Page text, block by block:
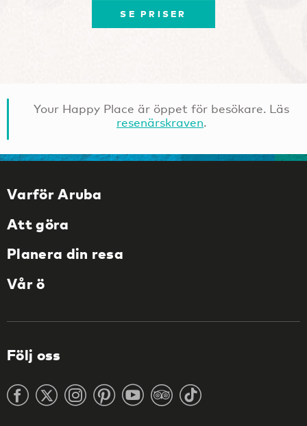
SE PRISER
Your Happy Place är öppet för besökare. Läs
resenärskraven.
Varför Aruba
Att göra
Planera din resa
Vår ö
Följ oss